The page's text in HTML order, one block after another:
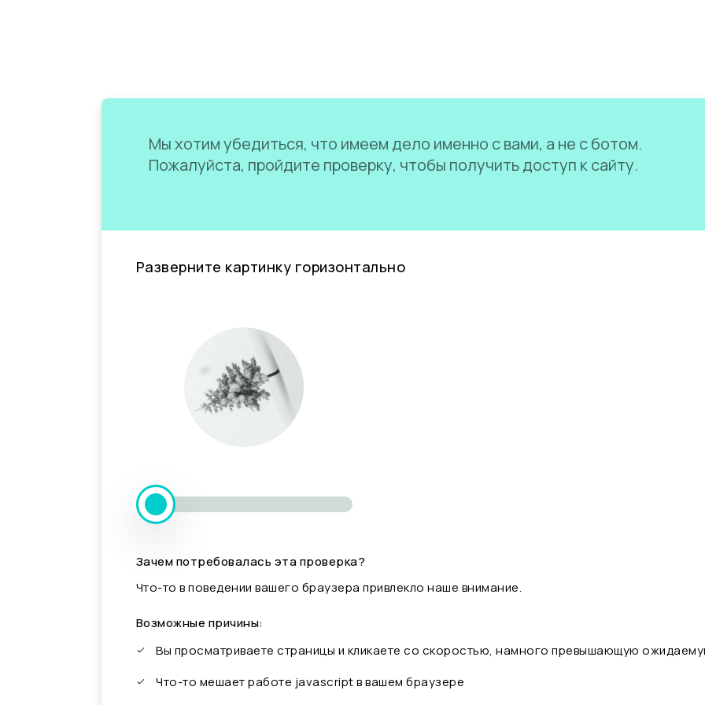
Мы хотим убедиться, что имеем дело именно с вами, а не с ботом.
Пожалуйста, пройдите проверку, чтобы получить доступ к сайту.
Разверните картинку горизонтально
Зачем потребовалась эта проверка?
Что-то в поведении вашего браузера привлекло наше внимание.
Возможные причины:
Вы просматриваете страницы и кликаете со скоростью, намного превышающую
Что-то мешает работе javascript в вашем браузере